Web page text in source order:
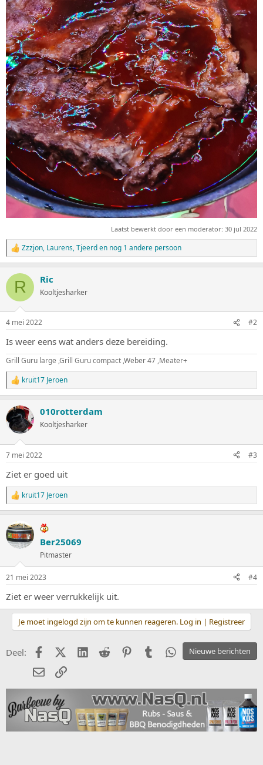
Laatst bewerkt door een moderator: 30 jul 2022
W
a
r
e
n
e
n
:
Zzzjon, Laurens,Tjeerden nog 1 andere persoon
R Ric
Kooltjesharker
4 mei 2022 #2
Is weer eens wat anders deze bereiding.
Grill Guru large ,Grill Guru compact ,Weber 47 ,Meater+
W
a
r
d
e
n
e
n
:
kruit17 Jeroen
010rotterdam
Kooltjesharker
7 mei 2022 #3
Ziet er goed uit
W
a
r
d
e
i
n
g
e
n
:
kruit17 Jeroen
Ber25069
Pitmaster
21 mei 2023 #4
Ziet er weer verrukkelijk uit.
Je moet ingelogd zijn om te kunnen reageren. Log in | Registreer
Nieuwe berichten
Deel: FacebookX (Twitter)
LinkedIn
Reddit PinterestTumblrWhatsApp
E-mailkoppeling